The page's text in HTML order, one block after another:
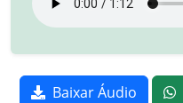
Baixar Áudio